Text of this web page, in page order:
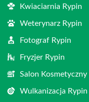
Kwiaciarnia Rypin
Weterynarz Rypin
Fotograf Rypin
Fryzjer Rypin
Salon Kosmetyczny
Wulkanizacja Rypin